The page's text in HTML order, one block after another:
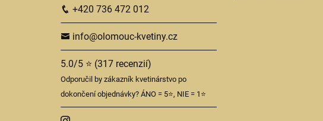
+420 736 472 012
info@olomouc-kvetiny.cz
5.0/5 ⭐ (317 recenzií)
Odporučil by zákazník kvetinárstvo po
dokončení objednávky? ÁNO = 5⭐, NIE = 1⭐